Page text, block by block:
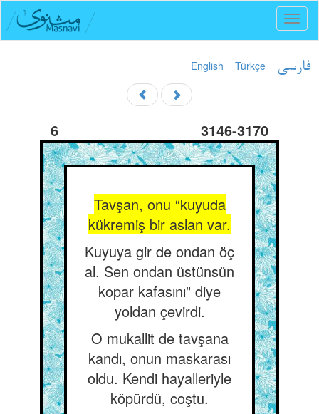
English Türkçe فارسی
6 3146-3170
Tavşan, onu “kuyuda
kükremiş bir aslan var.
Kuyuya gir de ondan öç
al. Sen ondan üstünsün
kopar kafasını” diye
yoldan çevirdi.
O mukallit de tavşana
kandı, onun maskarası
oldu. Kendi hayalleriyle
köpürdü, coştu.